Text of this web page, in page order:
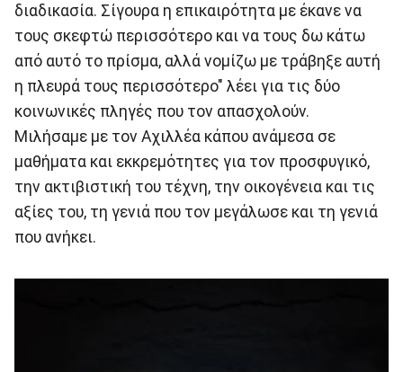
διαδικασία. Σίγουρα η επικαιρότητα με έκανε να
τους σκεφτώ περισσότερο και να τους δω κάτω
από αυτό το πρίσμα, αλλά νομίζω με τράβηξε αυτή
η πλευρά τους περισσότερο" λέει για τις δύο
κοινωνικές πληγές που τον απασχολούν.
Μιλήσαμε με τον Αχιλλέα κάπου ανάμεσα σε
μαθήματα και εκκρεμότητες για τον προσφυγικό,
την ακτιβιστική του τέχνη, την οικογένεια και τις
αξίες του, τη γενιά που τον μεγάλωσε και τη γενιά
που ανήκει.